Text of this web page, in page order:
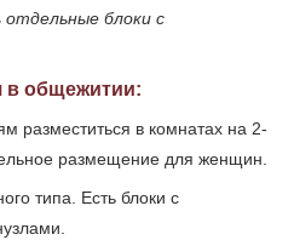
отдельные блоки с
в общежитии:
разместиться в комнатах на 2-
размещение для женщин.
типа. Есть блоки с